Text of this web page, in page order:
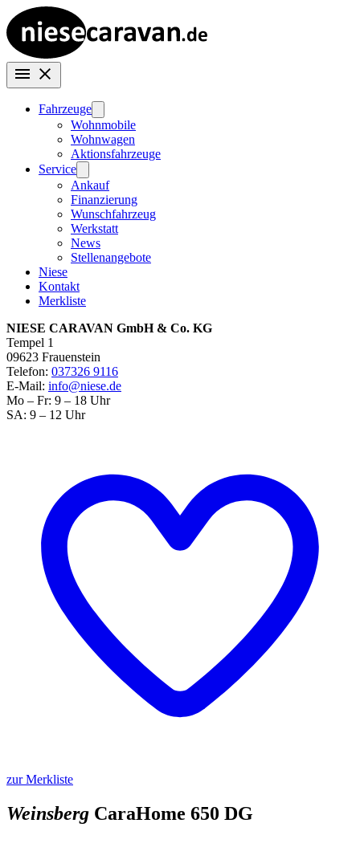
Fahrzeuge
Wohnmobile
Wohnwagen
Aktionsfahrzeuge
Service
Ankauf
Finanzierung
Wunschfahrzeug
Werkstatt
News
Stellenangebote
Niese
Kontakt
Merkliste
NIESE CARAVAN GmbH & Co. KG
Tempel 1
09623 Frauenstein
Telefon: 037326 9116
E-Mail: info@niese.de
Mo – Fr: 9 – 18 Uhr
SA: 9 – 12 Uhr
zur Merkliste
Weinsberg CaraHome 650 DG